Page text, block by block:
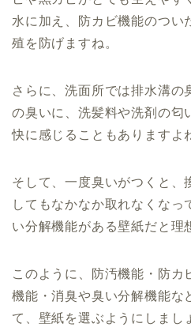
水に加え、防カビ機能のつい
殖を防げますね。
さらに、洗面所では排水溝の
の臭いに、洗髪料や洗剤の匂
快に感じることもありますよ
そして、一度臭いがつくと、
してもなかなか取れなくなっ
い分解機能がある壁紙だと理
このように、防汚機能・防カ
機能・消臭や臭い分解機能な
て、壁紙を選ぶようにしまし